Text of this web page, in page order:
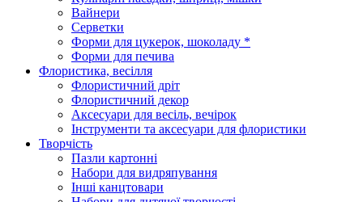
Вайнери
Серветки
Форми для цукерок, шоколаду *
Форми для печива
Флористика, весілля
Флористичний дріт
Флористичний декор
Аксесуари для весіль, вечірок
Інструменти та аксесуари для флористики
Творчість
Пазли картонні
Набори для видряпування
Інші канцтовари